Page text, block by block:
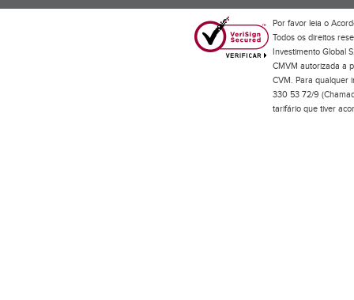
Por favor leia o
Todos os direitos
Investimento Global
CMVM autorizada a
CVM. Para qualquer
330 53 72/9
tarifário que tiver